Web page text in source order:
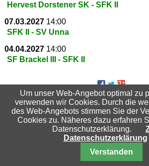
Hervest Dorstener SK - SFK II
07.03.2027 14:00
SFK II - SV Unna
04.04.2027 14:00
SF Brackel III - SFK II
Suchbegriffe
Um unser Web-Angebot optimal zu
verwenden wir Cookies. Durch die
des Web-Angebots stimmen Sie der
Cookies zu. Näheres dazu erfahren
Datenschutzerklärung.
Datenschutzerklärung
Verstanden